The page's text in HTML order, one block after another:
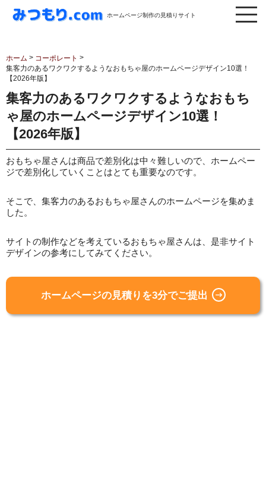
ホームページ制作の見積りサイト
ホーム > コーポレート >
集客力のあるワクワクするようなおもちゃ屋のホームページデザイン10選！
【2026年版】
集客力のあるワクワクするようなおもち
ゃ屋のホームページデザイン10選！
【2026年版】
おもちゃ屋さんは商品で差別化は中々難しいので、ホームペー
ジで差別化していくことはとても重要なのです。
そこで、集客力のあるおもちゃ屋さんのホームページを集めま
した。
サイトの制作などを考えているおもちゃ屋さんは、是非サイト
デザインの参考にしてみてください。
ホームページの見積りを3分でご提出